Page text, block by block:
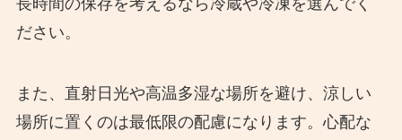
ださい。
また、直射日光や高温多湿な場所を避け、涼しい
場所に置くのは最低限の配慮になります。心配な